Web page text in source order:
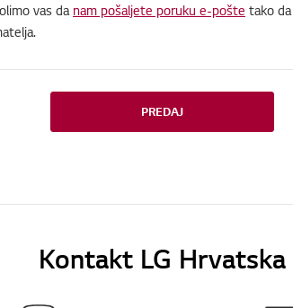
vas danam pošaljete poruku e-pošte tako
PREDAJ
Kontakt LG Hrvatska